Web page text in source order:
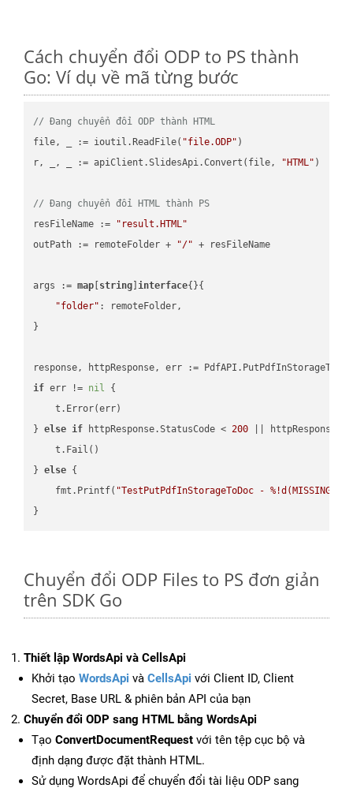
Cách chuyển đổi ODP to PS thành
Go: Ví dụ về mã từng bước
// Đang chuyển đổi ODP thành HTML
file, _ := ioutil.ReadFile( "file.ODP" )
r, _, _ := apiClient.SlidesApi.Convert(file,
"HTML" )
// Đang chuyển đổi HTML thành PS
resFileName :=
"result.HTML"
outPath := remoteFolder +
"/" + resFileName
args := map string ]interface{}{
"folder" : remoteFolder,
}
if err != nil {
    t.Error(err)
} else if httpResponse.StatusCode < 200 ||
    t.Fail()
} else {
    fmt.Printf(
"TestPutPdfInStorageToDoc - %!d(MISSING)\n"
Chuyển đổi ODP Files to PS đơn giản
trên SDK Go
Thiết lập WordsApi và CellsApi
Khởi tạo WordsApi và CellsApi với Client ID, Client
Secret, Base URL & phiên bản API của bạn
Chuyển đổi ODP sang HTML bằng WordsApi
Tạo ConvertDocumentRequest với tên tệp cục bộ và
định dạng được đặt thành HTML.
Sử dụng WordsApi để chuyển đổi tài liệu ODP sang